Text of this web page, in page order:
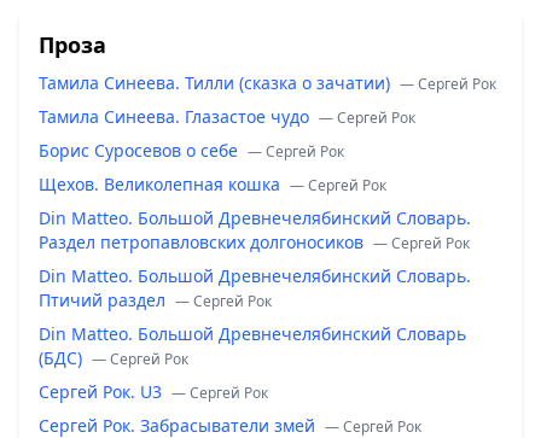
Проза
Тамила Синеева. Тилли (сказка о зачатии) — Сергей Рок
Тамила Синеева. Глазастое чудо — Сергей Рок
Борис Суросевов о себе — Сергей Рок
Щехов. Великолепная кошка — Сергей Рок
Din Matteo. Большой Древнечелябинский Словарь.
Раздел петропавловских долгоносиков — Сергей Рок
Din Matteo. Большой Древнечелябинский Словарь.
Птичий раздел — Сергей Рок
Din Matteo. Большой Древнечелябинский Словарь
(БДС) — Сергей Рок
Сергей Рок. U3 — Сергей Рок
Сергей Рок. Забрасыватели змей — Сергей Рок